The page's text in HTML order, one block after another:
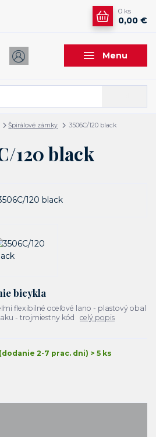
Menu
0 ks
0,00 €
Špirálové zámky 3506C/120 black
120 black
bicykla
flexibilné oceľové lano - plastový obal
- trojmiestny kód celý popis
2-7 prac. dni) > 5 ks